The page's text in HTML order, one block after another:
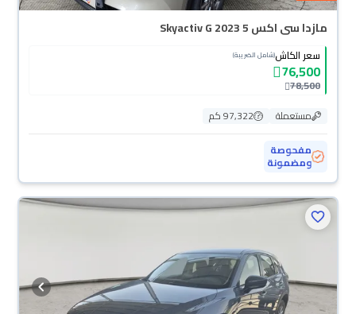
مازدا سى اكس 5 Skyactiv G 2023
سعر الكاش(شامل الضريبة)
76,500
78,500
مستعملة
97,322 كم
مفحوصة
ومضمونة
محجوزة